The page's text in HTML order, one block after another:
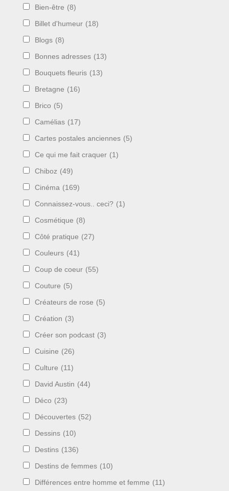
Bien-être (8)
Billet d'humeur (18)
Blogs (8)
Bonnes adresses (13)
Bouquets fleuris (13)
Bretagne (16)
Brico (5)
Camélias (17)
Cartes postales anciennes (5)
Ce qui me fait craquer (1)
Chiboz (49)
Cinéma (169)
Connaissez-vous.. ceci? (1)
Cosmétique (8)
Côté pratique (27)
Couleurs (41)
Coup de coeur (55)
Couture (5)
Créateurs de rose (5)
Création (3)
Créer son podcast (3)
Cuisine (26)
Culture (11)
David Austin (44)
Déco (23)
Découvertes (52)
Dessins (10)
Destins (136)
Destins de femmes (10)
Différences entre homme et femme (11)